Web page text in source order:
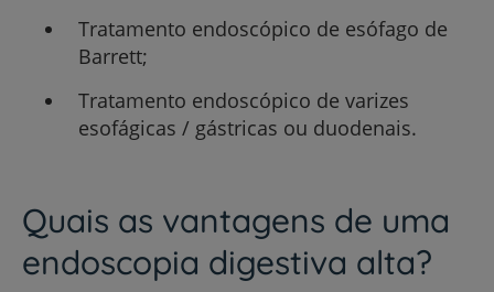
Tratamento endoscópico de esófago de
Barrett;
Tratamento endoscópico de varizes
esofágicas / gástricas ou duodenais.
Quais as vantagens de uma
endoscopia digestiva alta?